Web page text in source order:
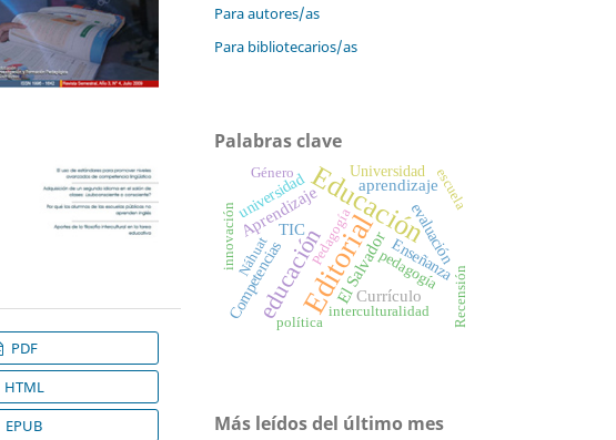
PDF
HTML
EPUB
Para autores/as
Para bibliotecarios/as
Palabras clave
Editorial
Educación
educación
TIC
Aprendizaje
El Salvador
Currículo
aprendizaje
Enseñanza
universidad
evaluación
Universidad
Competencias pedagogía
escuela
interculturalidad
Pedagogía
innovación
Género
Recensión
Náhuat
política
Más leídos del último mes